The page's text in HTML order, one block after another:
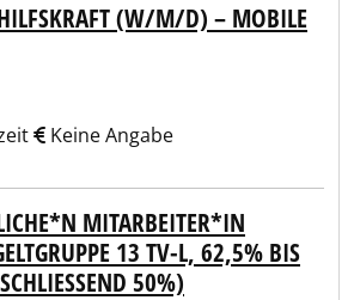
(W/M/D) – MOBILE
Keine Angabe
MITARBEITER*IN
13 TV-L, 62,5% BIS
50%)